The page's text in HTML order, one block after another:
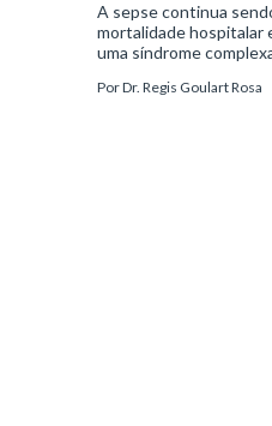
A sepse continua
mortalidade hospitalar
uma síndrome
manejo estruturado
PorDr. Regis Goulart Rosa